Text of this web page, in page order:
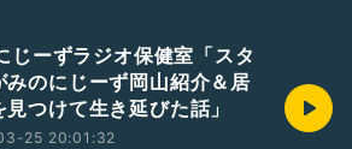
じーずラジオ保健室「スタ
みのにじーず岡山紹介＆居
見つけて生き延びた話」
25 20:01:32